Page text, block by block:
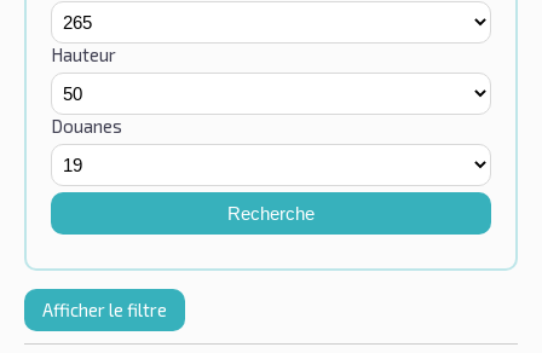
Hauteur
Douanes
Recherche
Afficher le filtre